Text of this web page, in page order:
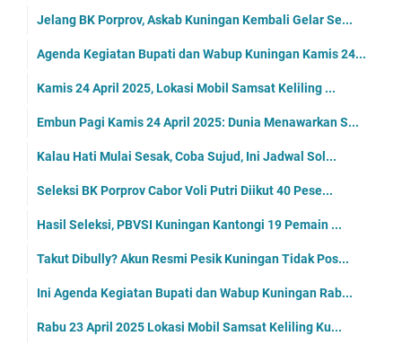
Jelang BK Porprov, Askab Kuningan Kembali Gelar Se...
Agenda Kegiatan Bupati dan Wabup Kuningan Kamis 24...
Kamis 24 April 2025, Lokasi Mobil Samsat Keliling ...
Embun Pagi Kamis 24 April 2025: Dunia Menawarkan S...
Kalau Hati Mulai Sesak, Coba Sujud, Ini Jadwal Sol...
Seleksi BK Porprov Cabor Voli Putri Diikut 40 Pese...
Hasil Seleksi, PBVSI Kuningan Kantongi 19 Pemain ...
Takut Dibully? Akun Resmi Pesik Kuningan Tidak Pos...
Ini Agenda Kegiatan Bupati dan Wabup Kuningan Rab...
Rabu 23 April 2025 Lokasi Mobil Samsat Keliling Ku...